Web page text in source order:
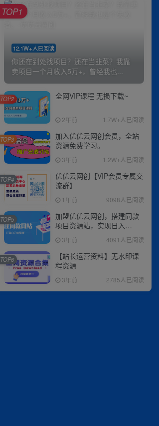
12.1W+人已阅读
你还在到处找项目？还在当韭菜？我靠
卖项目一个月收入5万+，曾经我也...
TOP1
全网VIP课程 无损下载~
2年前 1.7W+人已阅读
TOP2
加入优优云网创会员，全站
资源免费学习。
3年前 1.2W+人已阅读
TOP3
优优云网创【VIP会员专属交
流群】
1年前 9098人已阅读
TOP4
加盟优优云网创，搭建同款
项目资源站，实现日入
2000+
3年前 4091人已阅读
TOP5
【站长运营资料】无水印课
程资源
3年前 2785人已阅读
TOP6